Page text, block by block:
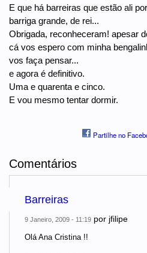
E que há barreiras que estão ali
barriga grande, de rei...
Obrigada, reconheceram! apesar
cá vos espero com minha
vos faça pensar...
e agora é definitivo.
Uma e quarenta e cinco.
E vou mesmo tentar dormir.
Partilhe no
Comentários
Barreiras
9 Janeiro, 2009 - 11:19 por jfilipe
Olá Ana Cristina !!